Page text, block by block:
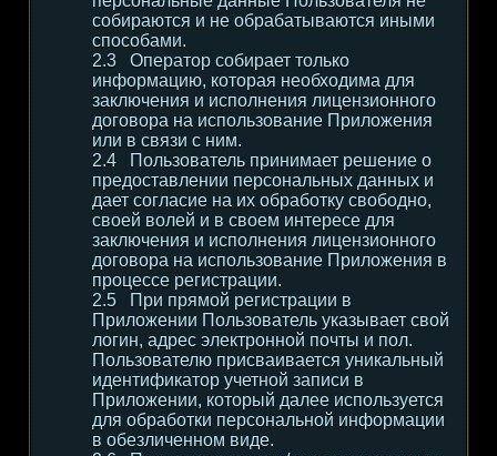
собираются и не обрабатываются иными
способами.
Оператор собирает только
информацию, которая необходима для
заключения и исполнения лицензионного
договора на использование Приложения
или в связи с ним.
Пользователь принимает решение о
предоставлении персональных данных и
дает согласие на их обработку свободно,
своей волей и в своем интересе для
заключения и исполнения лицензионного
договора на использование Приложения в
процессе регистрации.
При прямой регистрации в
Приложении Пользователь указывает свой
логин, адрес электронной почты и пол.
Пользователю присваивается уникальный
идентификатор учетной записи в
Приложении, который далее используется
для обработки персональной информации
в обезличенном виде.